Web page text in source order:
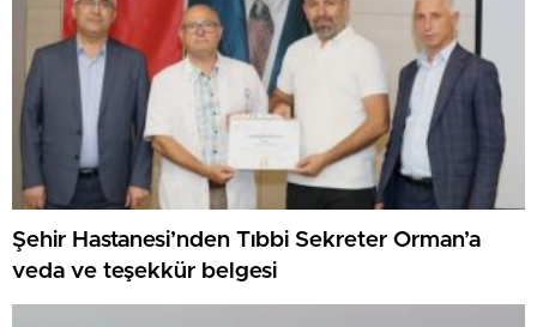
Şehir Hastanesi’nden Tıbbi Sekreter Orman’a
veda ve teşekkür belgesi